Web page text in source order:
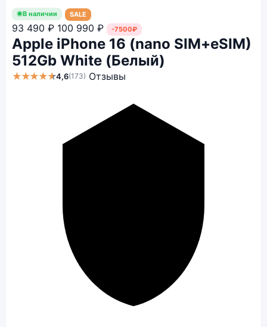
В наличии SALE
93 490 ₽ 100 990 ₽ -7500₽
Apple iPhone 16 (nano SIM+eSIM)
512Gb White (Белый)
★★★★★4,6(173) Отзывы